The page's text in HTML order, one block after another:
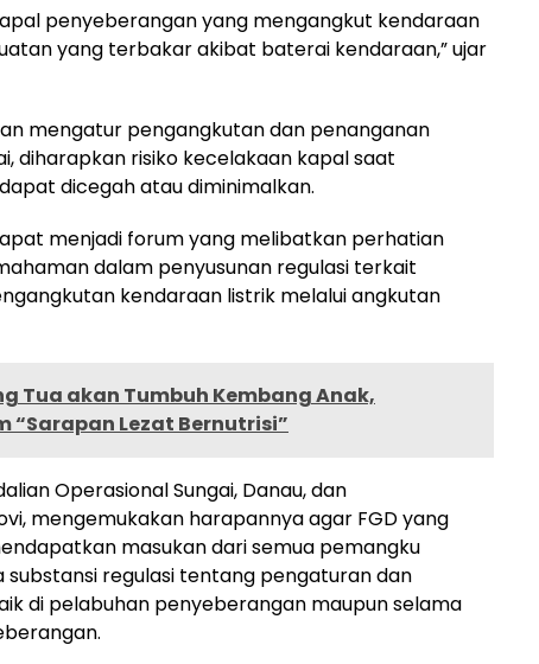
penyeberangan yang mengangkut kendaraan
yang terbakar akibat baterai kendaraan,” ujar
mengatur pengangkutan dan penanganan
diharapkan risiko kecelakaan kapal saat
dicegah atau diminimalkan.
menjadi forum yang melibatkan perhatian
dalam penyusunan regulasi terkait
kendaraan listrik melalui angkutan
Tua akan Tumbuh Kembang Anak,
“Sarapan Lezat Bernutrisi”
Operasional Sungai, Danau, dan
mengemukakan harapannya agar FGD yang
masukan dari semua pemangku
regulasi tentang pengaturan dan
di pelabuhan penyeberangan maupun selama